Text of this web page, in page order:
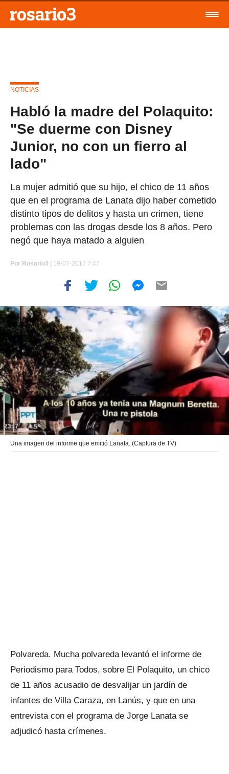
NOTICIAS
Habló la madre del Polaquito:
"Se duerme con Disney
Junior, no con un fierro al
lado"
La mujer admitió que su hijo, el chico de 11 años
que en el programa de Lanata dijo haber cometido
distinto tipos de delitos y hasta un crimen, tiene
problemas con las drogas desde los 8 años. Pero
negó que haya matado a alguien
Por Rosario3 | 19-07-2017 7:47
Una imagen del informe que emitió Lanata. (Captura de TV)
Polvareda. Mucha polvareda levantó el informe de
Periodismo para Todos, sobre El Polaquito, un chico
de 11 años acusadio de desvalijar un jardín de
infantes de Villa Caraza, en Lanús, y que en una
entrevista con el programa de Jorge Lanata se
adjudicó hasta crímenes.